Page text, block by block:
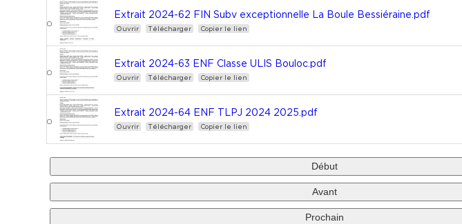
Extrait 2024-62 FIN Subv exceptionnelle La Boule Bessiéraine.pdf
Ouvrir Télécharger Copier le lien
Extrait 2024-63 ENF Classe ULIS Bouloc.pdf
Ouvrir Télécharger Copier le lien
Extrait 2024-64 ENF TLPJ 2024 2025.pdf
Ouvrir Télécharger Copier le lien
Début
Avant
Prochain